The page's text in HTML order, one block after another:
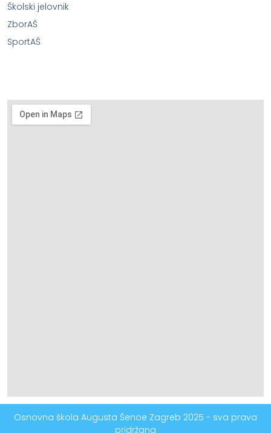
Školski jelovnik
ZborAŠ
SportAŠ
Osnovna škola Augusta Šenoe Zagreb 2025 - sva prava
pridržana